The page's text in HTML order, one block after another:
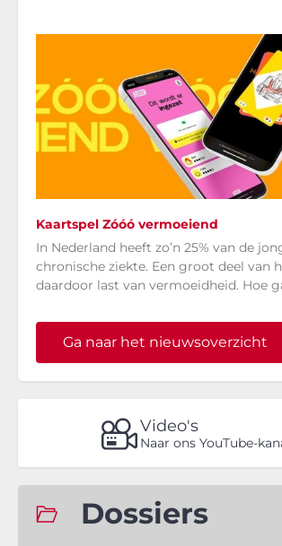
Kaartspel Zóóó vermoeiend
In Nederland heeft zo’n 25% van de
chronische ziekte. Een groot deel van
daardoor last van vermoeidheid. Hoe
Ga naar het nieuwsoverzicht
Video's
Naar ons YouTube-
Dossiers